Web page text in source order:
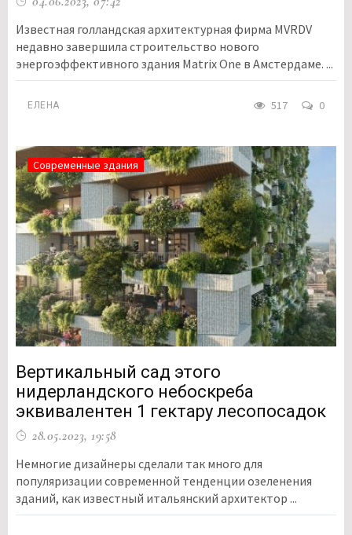
Известная голландская архитектурная фирма MVRDV
недавно завершила строительство нового
энергоэффективного здания Matrix One в Амстердаме. ...
ЕЛЕНА 517 0
Современные здания
Вертикальный сад этого
нидерландского небоскреба
эквивалентен 1 гектару лесопосадок
28.05.2023, 19:58
Немногие дизайнеры сделали так много для
популяризации современной тенденции озеленения
зданий, как известный итальянский архитектор ...